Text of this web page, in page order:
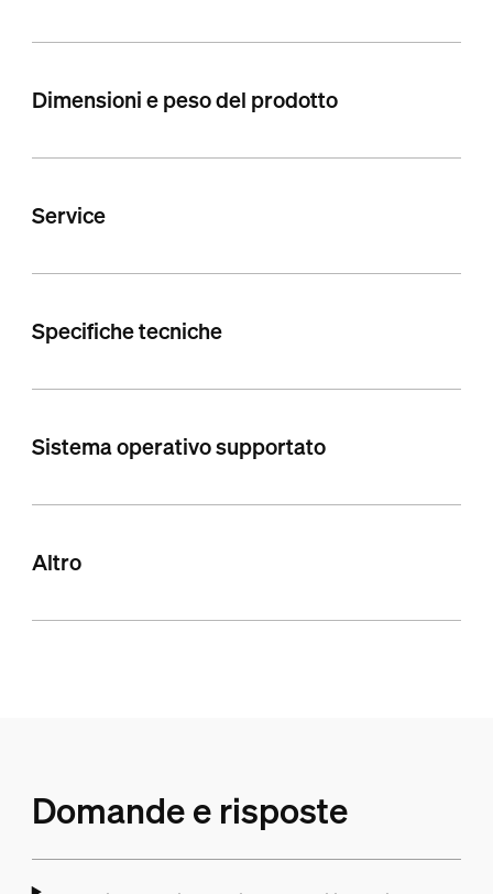
Dimensioni e peso del prodotto
Service
Specifiche tecniche
Sistema operativo supportato
Altro
Domande e risposte